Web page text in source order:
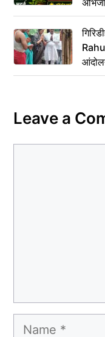
Leave a
Name